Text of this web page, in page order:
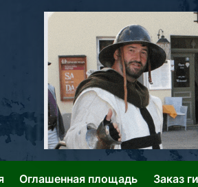
Легенд
Оглашенная площадь Заказ